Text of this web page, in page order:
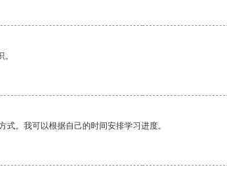
。我可以根据自己的时间安排学习进度。